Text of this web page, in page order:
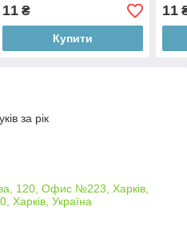
метр ANDI PROF
11₴
Купити
08)
11
за рік
120, Офис №223, Харків,
Харків, Україна